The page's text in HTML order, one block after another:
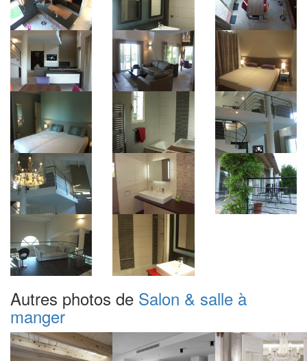
Autres photos de Salon & salle à
manger